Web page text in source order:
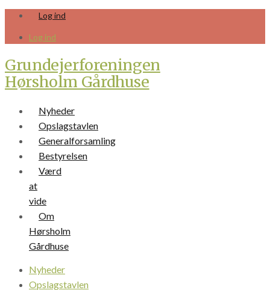
Skip
content
Log ind
Log ind
Grundejerforeningen
Hørsholm Gårdhuse
Nyheder
Opslagstavlen
Generalforsamling
Bestyrelsen
Værd
at
vide
Om
Hørsholm
Gårdhuse
Nyheder
Opslagstavlen